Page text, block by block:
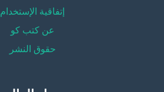
إتفاقية الإستخدام
عن كتب كو
حقوق النشر